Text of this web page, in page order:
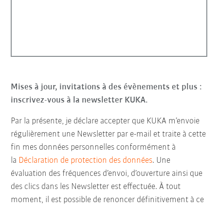
Mises à jour, invitations à des évènements et plus :
inscrivez-vous à la newsletter KUKA.
Par la présente, je déclare accepter que KUKA m’envoie
régulièrement une Newsletter par e-mail et traite à cette
fin mes données personnelles conformément à
la Déclaration de protection des données. Une
évaluation des fréquences d’envoi, d’ouverture ainsi que
des clics dans les Newsletter est effectuée. À tout
moment, il est possible de renoncer définitivement à ce